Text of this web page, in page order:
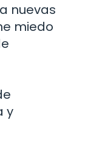
nuevas
miedo
y